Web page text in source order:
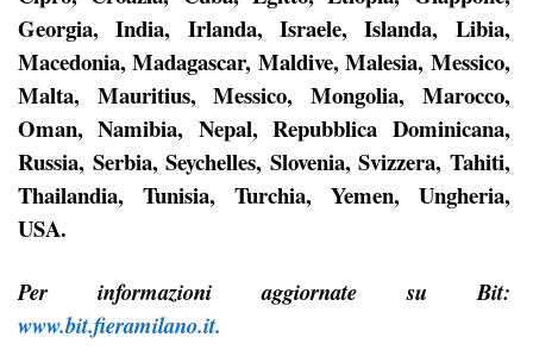
Georgia, India, Irlanda, Israele, Islanda, Libia,
Macedonia, Madagascar, Maldive, Malesia, Messico,
Malta, Mauritius, Messico, Mongolia, Marocco,
Oman, Namibia, Nepal, Repubblica Dominicana,
Russia, Serbia, Seychelles, Slovenia, Svizzera, Tahiti,
Thailandia, Tunisia, Turchia, Yemen, Ungheria,
USA.
Per informazioni aggiornate su Bit:
www.bit.fieramilano.it.